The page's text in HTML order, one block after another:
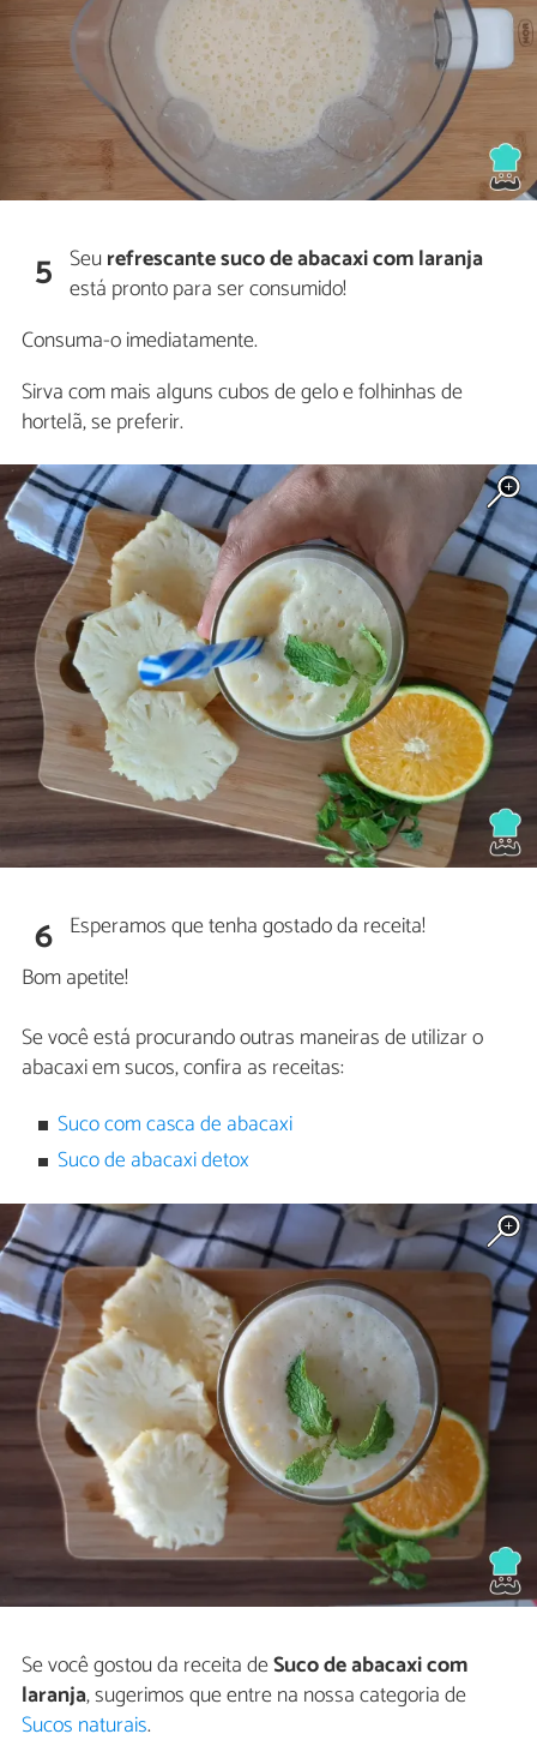
5 Seurefrescante suco de abacaxi com laranja
está pronto para ser consumido!
Consuma-o imediatamente.
Sirva com mais alguns cubos de gelo e folhinhas de
hortelã, se preferir.
6 Esperamos que tenha gostado da receita!
Bom apetite!
Se você está procurando outras maneiras de utilizar o
abacaxi em sucos, confira as receitas:
Suco com casca de abacaxi
Suco de abacaxi detox
Se você gostou da receita deSuco de abacaxi com
laranja, sugerimos que entre na nossa categoria de
Sucos naturais.